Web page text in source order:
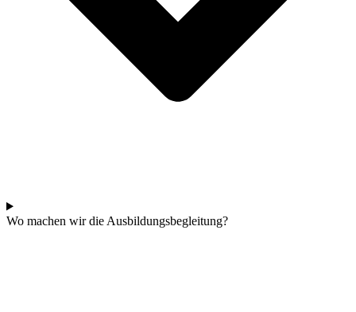
Wo machen wir die Ausbildungsbegleitung?